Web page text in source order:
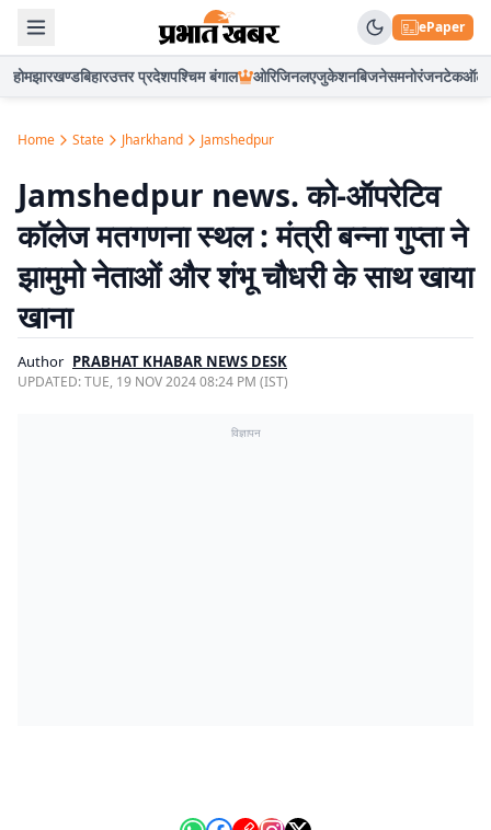
ePaper
होमझारखण्डबिहारउत्तर प्रदेशपश्चिम बंगाल ओरिजिनलएजुकेशनबिजनेसमनोरंजनटेकऑटो
Home State Jharkhand Jamshedpur
Jamshedpur news. को-ऑपरेटिव
कॉलेज मतगणना स्थल : मंत्री बन्ना गुप्ता ने
झामुमो नेताओं और शंभू चौधरी के साथ खाया
खाना
Author PRABHAT KHABAR NEWS DESK
UPDATED:TUE, 19 NOV 2024 08:24 PM (IST)
विज्ञापन